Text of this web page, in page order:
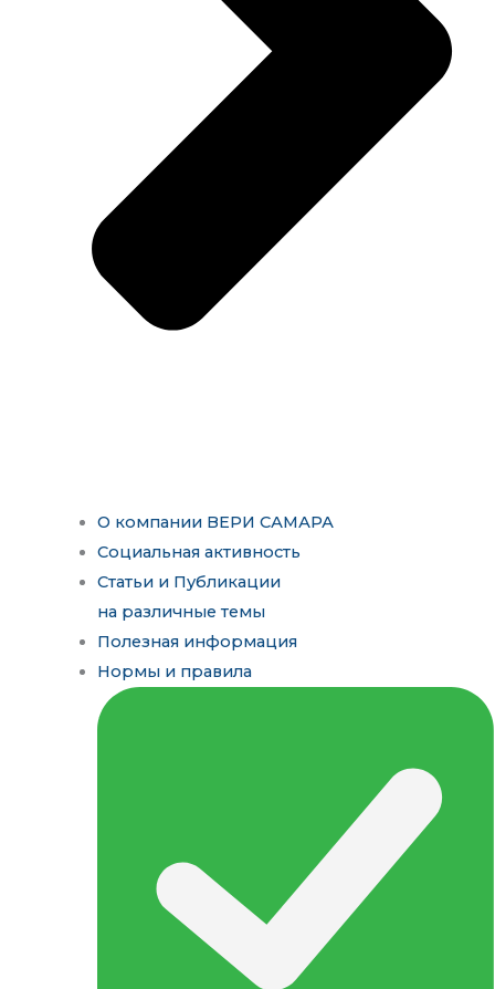
О компании ВЕРИ САМАРА
Социальная активность
Статьи и Публикации
на различные темы
Полезная информация
Нормы и правила